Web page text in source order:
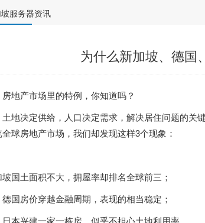
服务器资讯
为什么新加坡、德国
房地产市场里的特例，你知道吗？
土地决定供给，人口决定需求，解决居住问题的关
球房地产市场，我们却发现这样3个现象：
国土面积不大，拥屋率却排名全球前三；
德国房价穿越金融周期，表现的相当稳定；
日本兴建一家一栋房，似乎不担心土地利用率。